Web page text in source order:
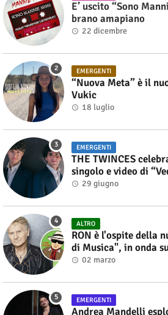
E’ uscito “Sono
brano amapiano
22 dicembre
EMERGENTI
“Nuova Meta” è il
Vukic
18 luglio
EMERGENTI
THE TWINCES
singolo e video di
29 giugno
ALTRO
RON è l'ospite della
di Musica", in onda
Alberto Salerno
02 marzo
EMERGENTI
Andrea Mandelli